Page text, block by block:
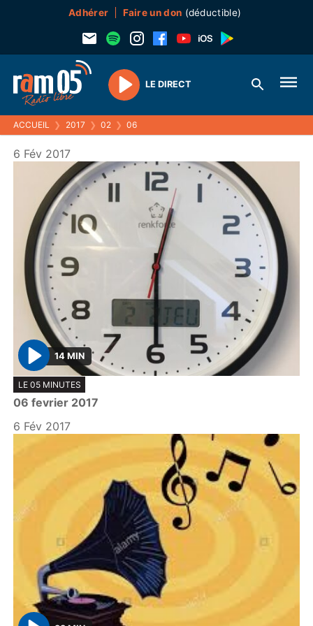
Adhérer Faire un don (déductible)
Play
LE DIRECT
ACCUEIL ❯ 2017 ❯ 02 ❯ 06
6 Fév 2017
P
l
a
y
14 MIN
LE 05 MINUTES
06 fevrier 2017
6 Fév 2017